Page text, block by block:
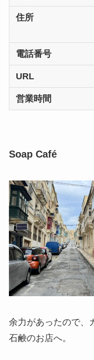
住所
電話番号
URL
営業時間
Soap Café
余力があったので、
石鹸のお店へ。